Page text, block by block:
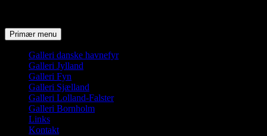
SøgPrimær menu Hop
til
indhold
Galleri danske havnefyr
Galleri Jylland
Galleri Fyn
Galleri Sjælland
Galleri Lolland-Falster
Galleri Bornholm
Links
Kontakt